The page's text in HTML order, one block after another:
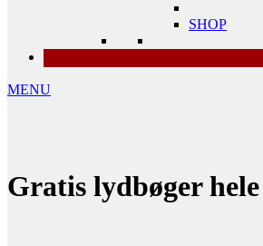
SHOP
MENU
Gratis lydbøger